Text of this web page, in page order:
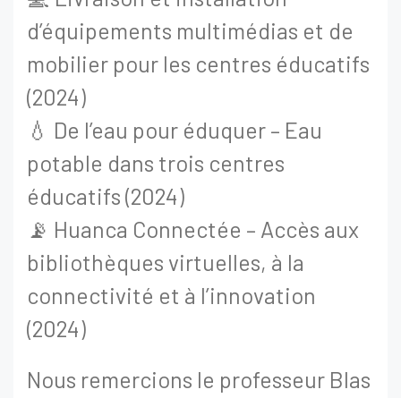
d’équipements multimédias et de
mobilier pour les centres éducatifs
(2024)
💧 De l’eau pour éduquer – Eau
potable dans trois centres
éducatifs (2024)
📡 Huanca Connectée – Accès aux
bibliothèques virtuelles, à la
connectivité et à l’innovation
(2024)
Nous remercions le professeur Blas